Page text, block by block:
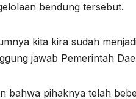
bendung tersebut.
kita kira sudah
jawab Pemerintah
bahwa pihaknya telah